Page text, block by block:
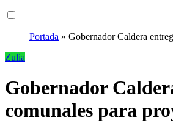
Portada » Gobernador Caldera
Zulia
Gobernador
comunales para